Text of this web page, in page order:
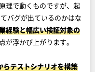
理で動くものですが、起
バグが出ているのかはな
経験と幅広い検証対象の
が浮かび上がります。
らテストシナリオを構築